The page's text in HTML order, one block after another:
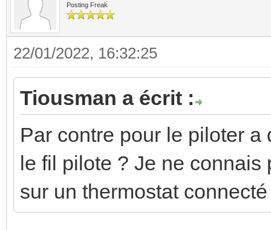
Posting Freak
22/01/2022, 16:32:25
Tiousman a écrit :
Par contre pour le piloter
le fil pilote ? Je ne
sur un thermostat